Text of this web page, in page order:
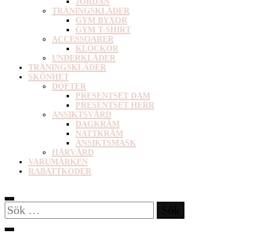
TRÄNINGSKLÄDER
GYM BYXOR
GYM T-SHIRT
ACCESSOARER
KLOCKOR
UNDERKLÄDER
TRÄNINGSKLÄDER
SKÖNHET
DOFTER
PRESENTSET DAM
PRESENTSET HERR
ANSIKTSVÅRD
DAGKRÄM
NATTKRÄM
ANSIKTSMASK
HÅRVÅRD
VARUMÄRKEN
RABATTKODER
Sök
efter: